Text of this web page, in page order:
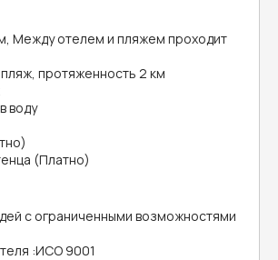
Между отелем и пляжем проходит
протяженность 2 км
воду
(Платно)
с ограниченными возможностями
:ИСО 9001